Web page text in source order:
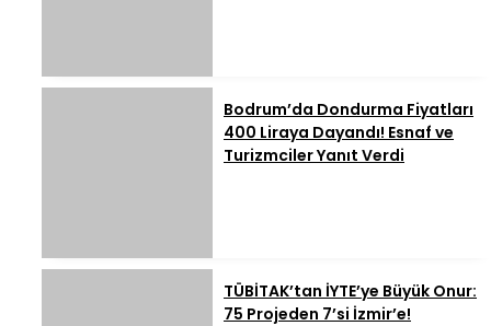
Bodrum’da Dondurma Fiyatları
400 Liraya Dayandı! Esnaf ve
Turizmciler Yanıt Verdi
TÜBİTAK’tan İYTE’ye Büyük Onur:
75 Projeden 7’si İzmir’e!